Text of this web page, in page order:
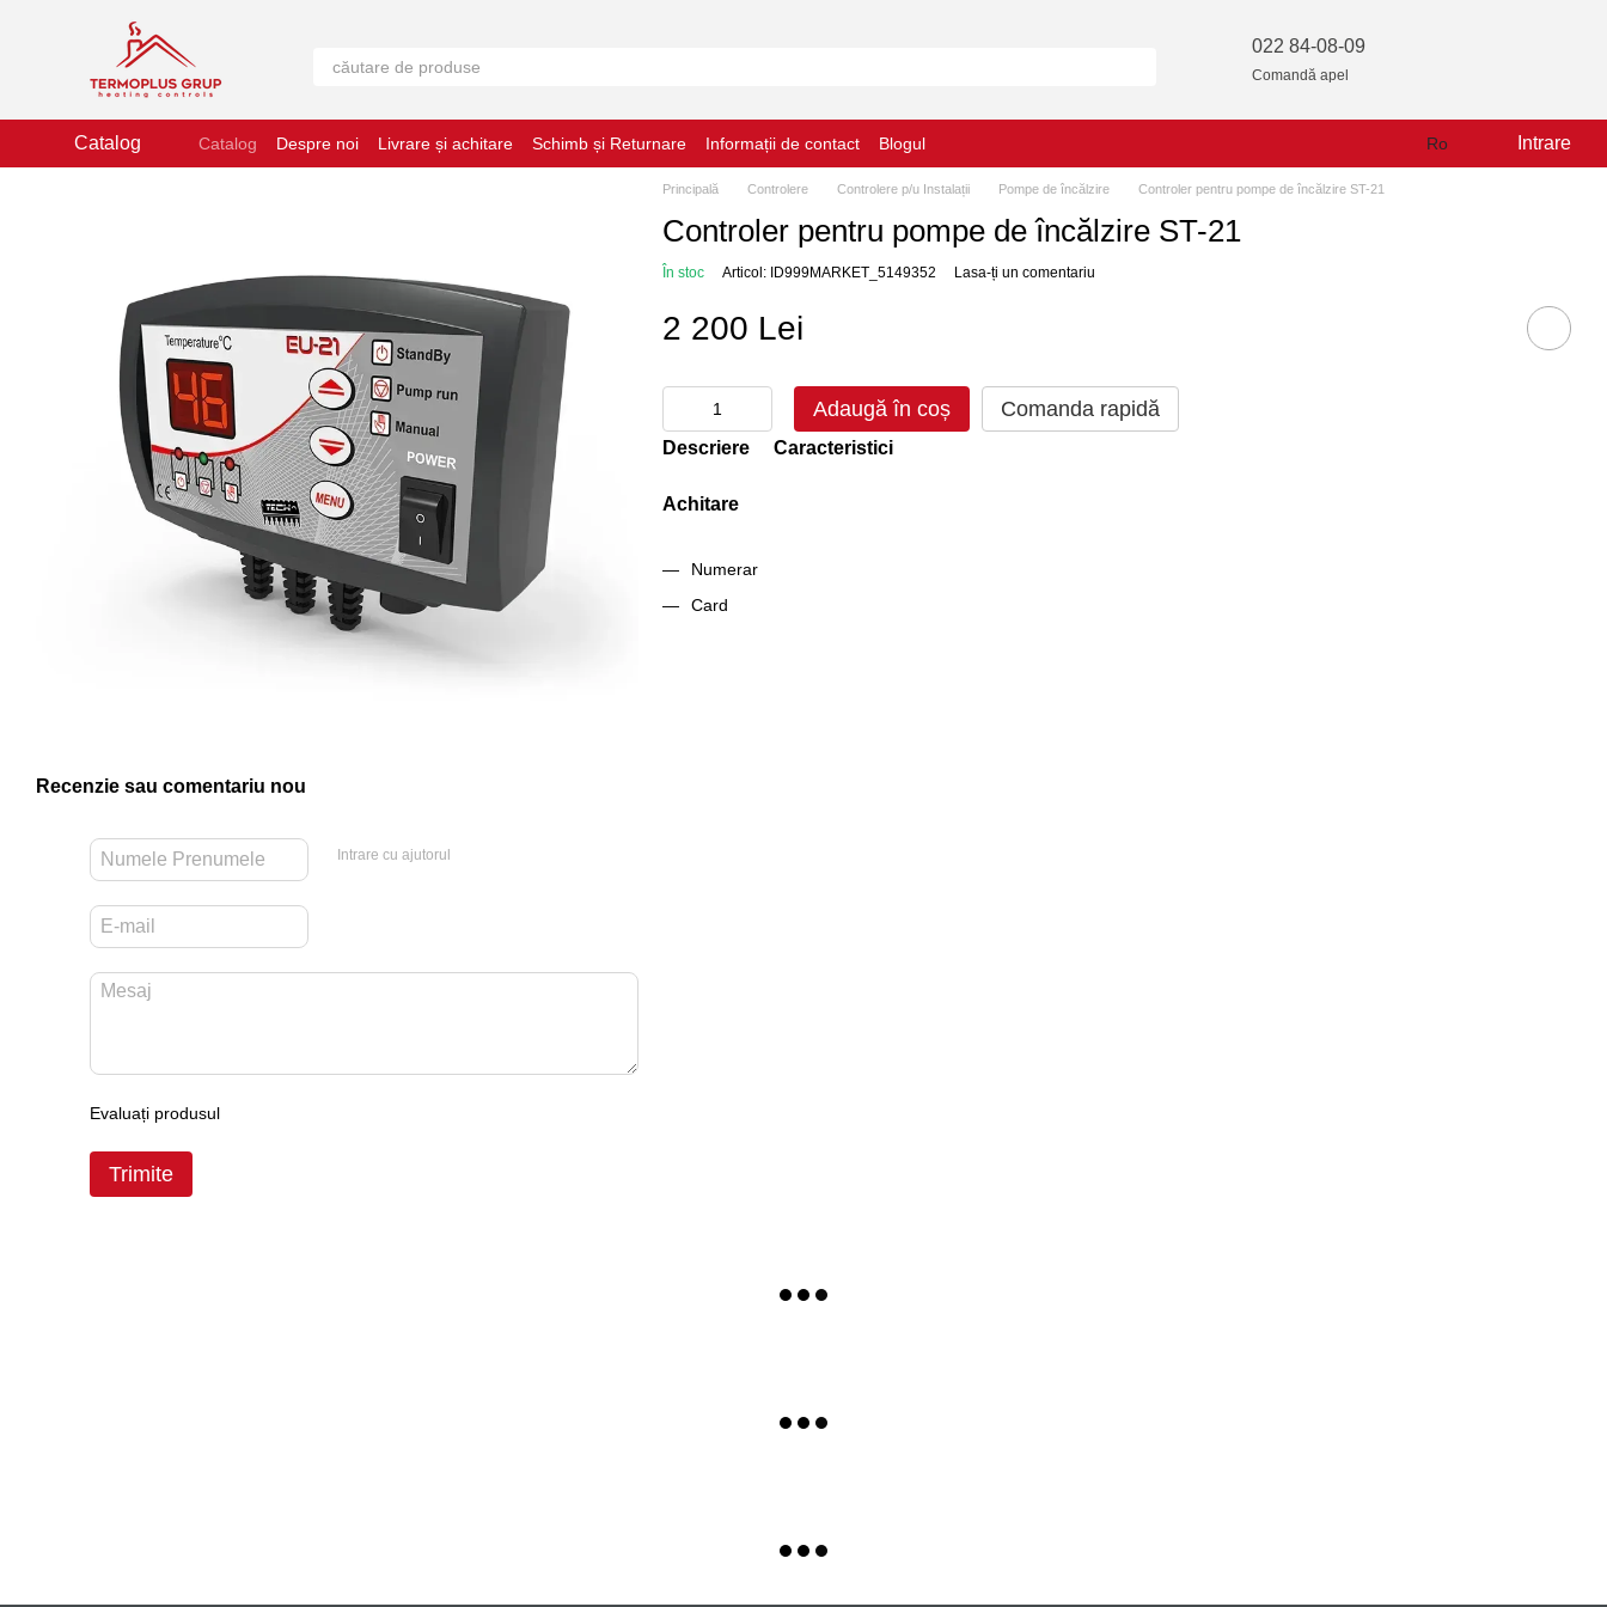
Mergi la conținutul principal
022 84-08-09
Comandă apel
Catalog Catalog Despre noi Livrare și achitare Schimb și Returnare Informații de contact Blogul Ro Intrare
Recenzie sau comentariu nou
Intrare cu ajutorul
Evaluați produsul
Trimite
Principală Controlere Controlere p/u Instalații Pompe de încălzire Controler pentru pompe de încălzire ST-21
Controler pentru pompe de încălzire ST-21
În stoc Articol: ID999MARKET_5149352 Lasa-ți un comentariu
2 200 Lei
Adaugă în coș Comanda rapidă
Descriere Caracteristici
Achitare
Numerar
Card